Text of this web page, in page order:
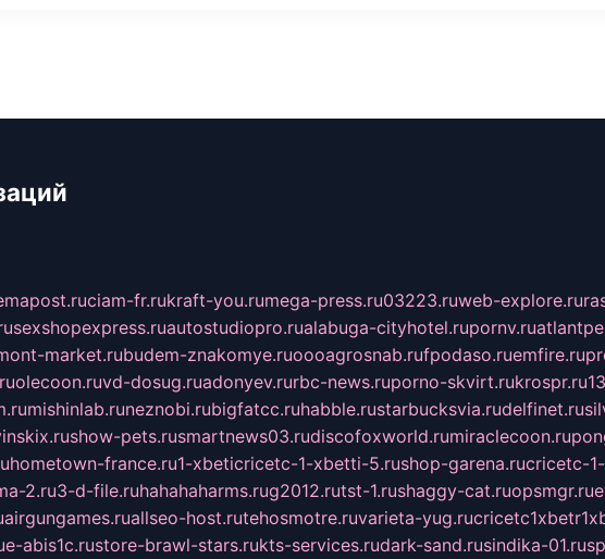
ciam-fr.rukraft-you.rumega-press.ru03223.ruweb-explore.ru
sexshopexpress.ruautostudiopro.rualabuga-cityhotel.rupornv.ru
market.rubudem-znakomye.ruoooagrosnab.rufpodaso.ruemfire.ru
olecoon.ruvd-dosug.ruadonyev.rurbc-news.ruporno-skvirt.rukrospr.ru
mishinlab.runeznobi.rubigfatcc.ruhabble.rustarbucksvia.rudelfinet.ru
show-pets.rusmartnews03.rudiscofoxworld.rumiraclecoon.ru
hometown-france.ru1-xbeticricetc-1-xbetti-5.rushop-garena.rucricetc-
2.ru3-d-file.ruhahahaharms.rug2012.rutst-1.rushaggy-cat.ruopsmgr.ru
airgungames.ruallseo-host.rutehosmotre.ruvarieta-yug.ru
e-abis1c.rustore-brawl-stars.rukts-services.rudark-sand.rusindika-01.ru